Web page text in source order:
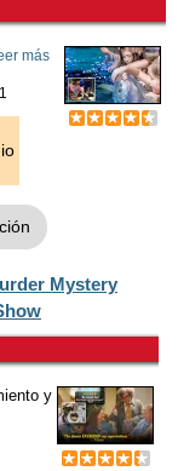
más
Mystery
y